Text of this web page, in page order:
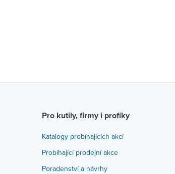
Pro kutily, firmy i profíky
Katalogy probíhajících akcí
Probíhající prodejní akce
Poradenství a návrhy